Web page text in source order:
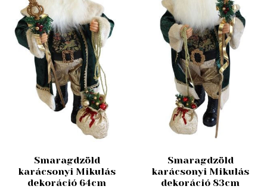
Smaragdzöld
karácsonyi Mikulás
dekoráció 64cm
Smaragdzöld
karácsonyi Mikulás
dekoráció 83cm